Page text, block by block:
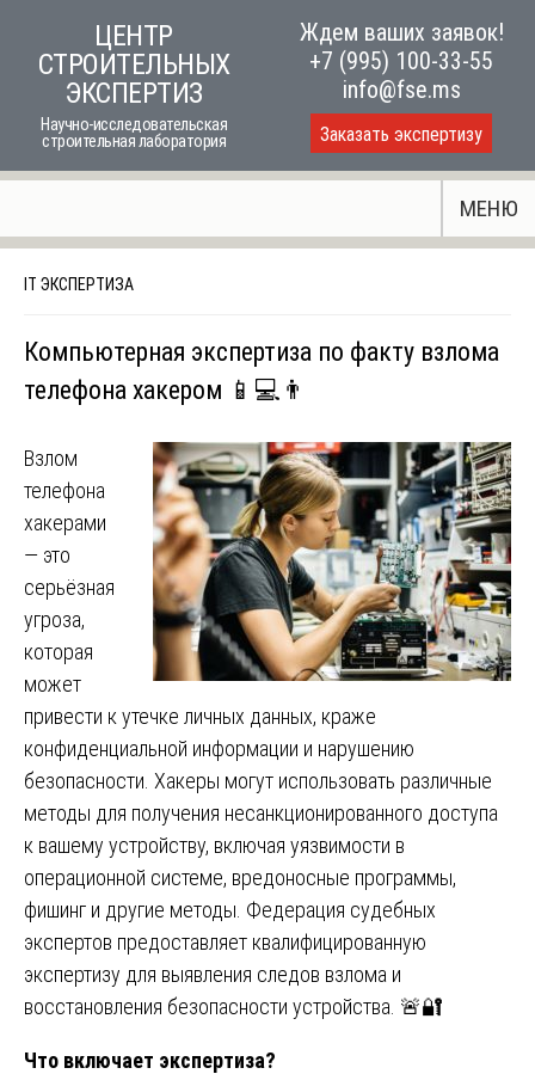
content
ЦЕНТР
СТРОИТЕЛЬНЫХ
ЭКСПЕРТИЗ
Научно-исследовательская
строительная лаборатория
Ждем ваших заявок!
+7 (995) 100-33-55
info@fse.ms
Заказать экспертизу
МЕНЮ
IT ЭКСПЕРТИЗА
Компьютерная экспертиза по факту взлома
телефона хакером 📱💻👨
Взлом
телефона
хакерами
— это
серьёзная
угроза,
которая
может
привести к утечке личных данных, краже
конфиденциальной информации и нарушению
безопасности. Хакеры могут использовать различные
методы для получения несанкционированного доступа
к вашему устройству, включая уязвимости в
операционной системе, вредоносные программы,
фишинг и другие методы. Федерация судебных
экспертов предоставляет квалифицированную
экспертизу для выявления следов взлома и
восстановления безопасности устройства. 🚨🔐
Что включает экспертиза?